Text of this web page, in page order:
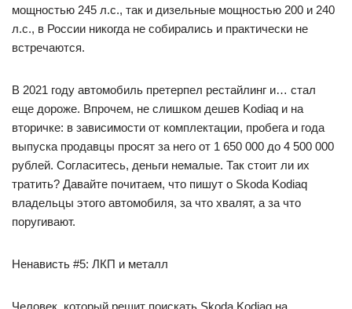
мощностью 245 л.с., так и дизельные мощностью 200 и 240
л.с., в России никогда не собирались и практически не
встречаются.
В 2021 году автомобиль претерпел рестайлинг и… стал
еще дороже. Впрочем, не слишком дешев Kodiaq и на
вторичке: в зависимости от комплектации, пробега и года
выпуска продавцы просят за него от 1 650 000 до 4 500 000
рублей. Согласитесь, деньги немалые. Так стоит ли их
тратить? Давайте почитаем, что пишут о Skoda Kodiaq
владельцы этого автомобиля, за что хвалят, а за что
поругивают.
Ненависть #5: ЛКП и металл
Человек, который решит поискать Skoda Kodiaq на